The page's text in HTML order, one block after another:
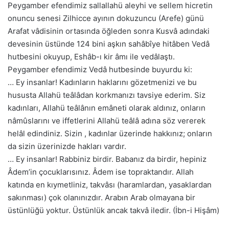
Peygamber efendimiz sallallahü aleyhi ve sellem hicretin
onuncu senesi Zilhicce ayının dokuzuncu (Arefe) günü
Arafat vâdisinin ortasında öğleden sonra Kusvâ adındaki
devesinin üstünde 124 bini aşkın sahâbîye hitâben Vedâ
hutbesini okuyup, Eshâb-ı kir âmı ile vedâlaştı.
Peygamber efendimiz Vedâ hutbesinde buyurdu ki:
… Ey insanlar! Kadınların haklarını gözetmenizi ve bu
hususta Allahü teâlâdan korkmanızı tavsiye ederim. Siz
kadınları, Allahü teâlânın emâneti olarak aldınız, onların
nâmûslarını ve iffetlerini Allahü teâlâ adına söz vererek
helâl edindiniz. Sizin , kadınlar üzerinde hakkınız; onların
da sizin üzerinizde hakları vardır.
… Ey insanlar! Rabbiniz birdir. Babanız da birdir, hepiniz
Âdem’in çocuklarısınız. Âdem ise topraktandır. Allah
katında en kıymetliniz, takvâsı (haramlardan, yasaklardan
sakınması) çok olanınızdır. Arabın Arab olmayana bir
üstünlüğü yoktur. Üstünlük ancak takvâ iledir. (İbn-i Hişâm)